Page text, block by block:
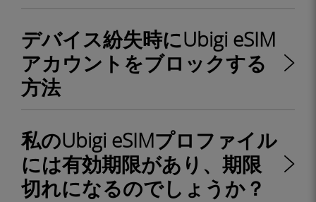
デバイス紛失時にUbigi eSIM
アカウントをブロックする
方法
私のUbigi eSIMプロファイル
には有効期限があり、期限
切れになるのでしょうか？